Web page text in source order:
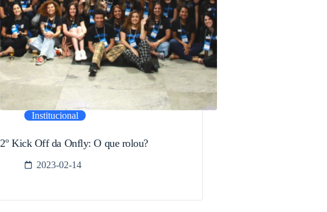
Institucional
2º Kick Off da Onfly: O que rolou?
2023-02-14